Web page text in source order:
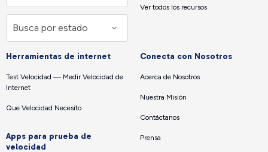
Ver todos los recursos
Herramientas de internet
Test Velocidad — Medir Velocidad de
Internet
Que Velocidad Necesito
Apps para prueba de
velocidad
Conecta con Nosotros
Acerca de Nosotros
Nuestra Misión
Contáctanos
Prensa